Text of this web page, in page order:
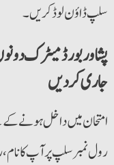
سلپ ڈاؤن لوڈ کریں۔
پشاور بورڈ میٹرک
جاری کر دیں
امتحان میں داخل ہونے
رول نمبر سلپ پر آپ کا نام،